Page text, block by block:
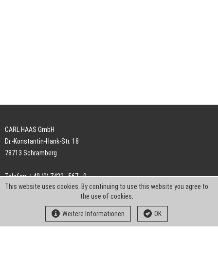
CARL HAAS GmbH
Dr.-Konstantin-Hank-Str. 18
78713 Schramberg
Telefon: +49 (0) 7422 . 567 - 0
Telefax: +49 (0) 7422 . 567 - 239
info-ch@kern-liebers.com
This website uses cookies. By continuing to use this website you agree to
the use of cookies.
Weitere Informationen OK